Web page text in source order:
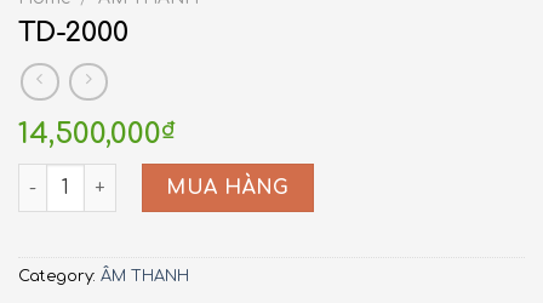
TD-2000
14,500,000₫
TD-2000 quantity
MUA HÀNG
Category: ÂM THANH